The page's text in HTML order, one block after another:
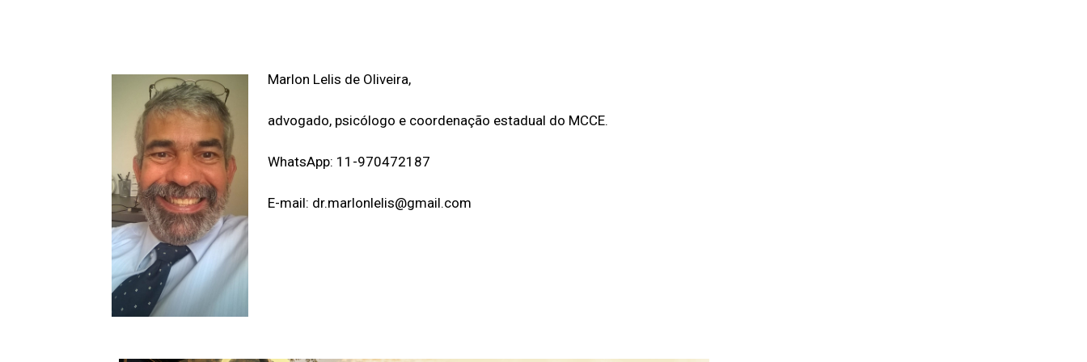
Marlon Lelis de Oliveira,
advogado, psicólogo e coordenação estadual do MCCE.
WhatsApp: 11-970472187
E-mail: dr.marlonlelis@gmail.com